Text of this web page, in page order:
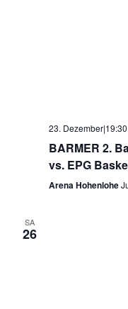
23. Dezember|19:30
BARMER 2.
vs. EPG
Arena Hohenlohe
SA
26